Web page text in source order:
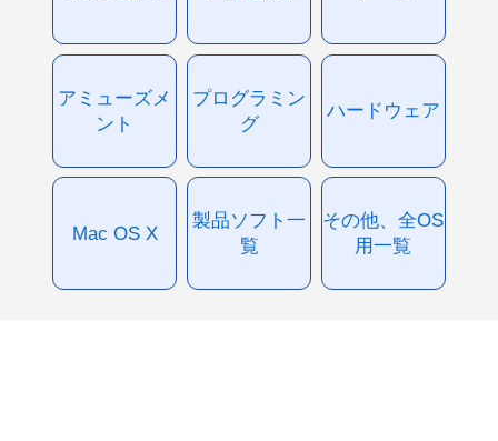
アミューズメ
ント
プログラミン
グ
ハードウェア
Mac OS X
製品ソフト一
覧
その他、全OS
用一覧